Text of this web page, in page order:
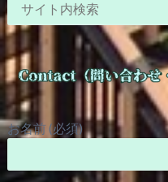
お名前 (必須)